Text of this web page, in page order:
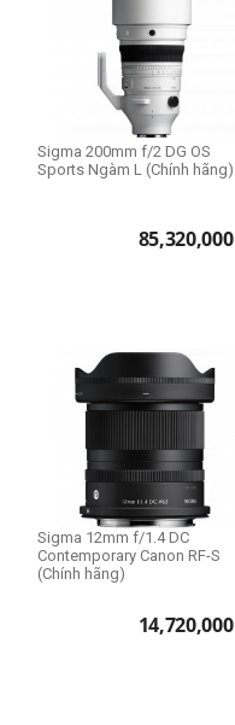
Sigma 200mm f/2 DG OS
Sports Ngàm L (Chính hãng)
85,320,000
Sigma 12mm f/1.4 DC
Contemporary Canon RF-S
(Chính hãng)
14,720,000